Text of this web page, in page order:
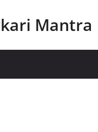
Mantra